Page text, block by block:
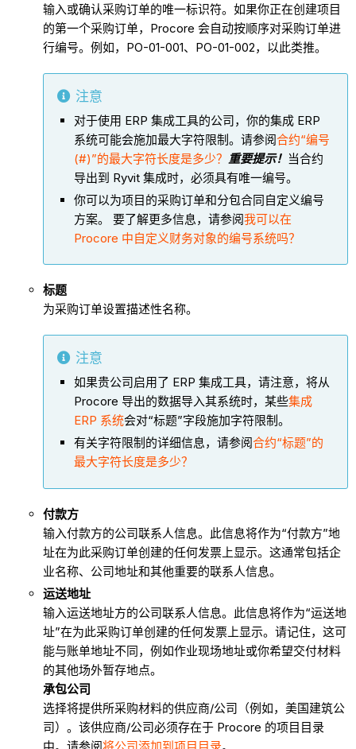
输入或确认采购订单的唯一标识符。如果你正在创建项目
的第一个采购订单，Procore 会自动按顺序对采购订单进
行编号。例如，PO-01-001、PO-01-002，以此类推。
注意
对于使用 ERP 集成工具的公司，你的集成 ERP
系统可能会施加最大字符限制。请参阅合约“编号
(#)”的最大字符长度是多少？ 重要提示！ 当合约
导出到 Ryvit 集成时，必须具有唯一编号。
你可以为项目的采购订单和分包合同自定义编号
方案。 要了解更多信息，请参阅我可以在
Procore 中自定义财务对象的编号系统吗？
标题
为采购订单设置描述性名称。
注意
如果贵公司启用了 ERP 集成工具，请注意，将从
Procore 导出的数据导入其系统时，某些集成
ERP 系统会对“标题”字段施加字符限制。
有关字符限制的详细信息，请参阅合约“标题”的
最大字符长度是多少？
付款方
输入付款方的公司联系人信息。此信息将作为“付款方”地
址在为此采购订单创建的任何发票上显示。这通常包括企
业名称、公司地址和其他重要的联系人信息。
运送地址
输入运送地址方的公司联系人信息。此信息将作为“运送地
址”在为此采购订单创建的任何发票上显示。请记住，这可
能与账单地址不同，例如作业现场地址或你希望交付材料
的其他场外暂存地点。
承包公司
选择将提供所采购材料的供应商/公司（例如，美国建筑公
司）。该供应商/公司必须存在于 Procore 的项目目录